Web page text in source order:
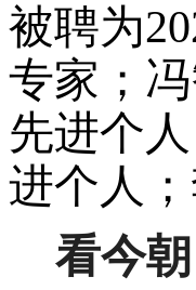
被聘为
专家；
先进个
进个人
看今